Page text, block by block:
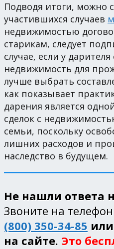
Подводя итоги, можно
участившихся случаев
недвижимостью
старикам, следует
случае, если у
недвижимость для
лучше выбрать
как показывает
дарения является
сделок с
семьи, поскольку
лишних расходов и
наследство в будущем.
Не нашли ответа
Звоните на
(800) 350-34-85
на сайте. Это